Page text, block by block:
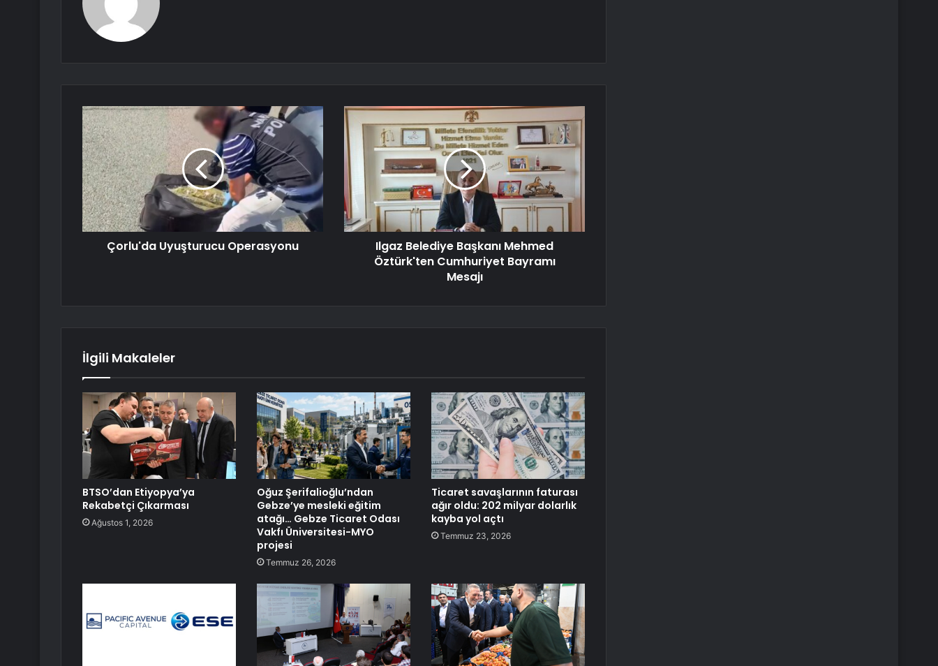
Çorlu'da Uyuşturucu Operasyonu
Ilgaz Belediye Başkanı Mehmed
Öztürk'ten Cumhuriyet Bayramı
Mesajı
İlgili Makaleler
BTSO’dan Etiyopya’ya
Rekabetçi Çıkarması
Ağustos 1, 2026
Oğuz Şerifalioğlu’ndan
Gebze’ye mesleki eğitim
atağı… Gebze Ticaret Odası
Vakfı Üniversitesi-MYO
projesi
Temmuz 26, 2026
Ticaret savaşlarının faturası
ağır oldu: 202 milyar dolarlık
kayba yol açtı
Temmuz 23, 2026